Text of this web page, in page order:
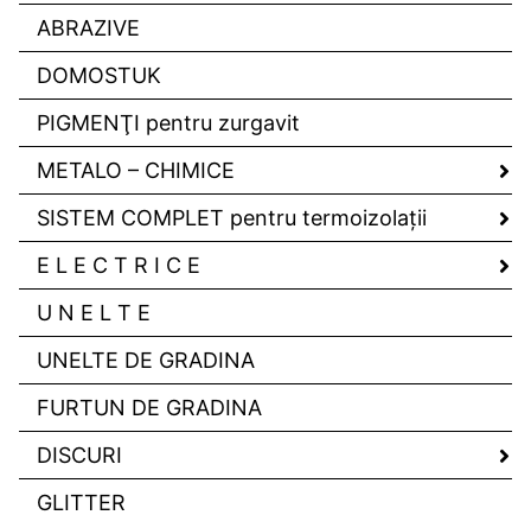
ABRAZIVE
DOMOSTUK
PIGMENŢI pentru zurgavit
METALO – CHIMICE
SISTEM COMPLET pentru termoizolaţii
E L E C T R I C E
U N E L T E
UNELTE DE GRADINA
FURTUN DE GRADINA
DISCURI
GLITTER